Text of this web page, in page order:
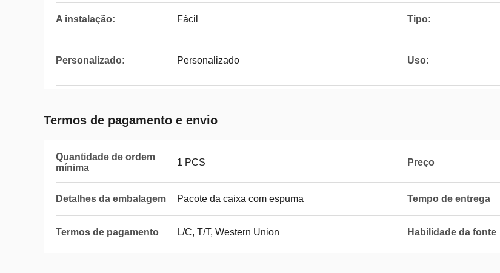
A instalação: Fácil Tipo:
Personalizado: Personalizado Uso:
Termos de pagamento e envio
Quantidade de ordem
mínima
1 PCS Preço
Detalhes da embalagem Pacote da caixa com espuma Tempo de entrega
Termos de pagamento L/C, T/T, Western Union Habilidade da fonte